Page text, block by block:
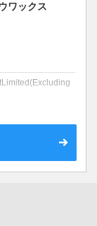
来店ください。
ワックス